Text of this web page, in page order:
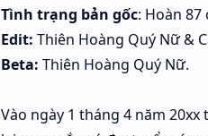
Tình trạng bản gốc: Hoàn 87
Edit: Thiên Hoàng Quý Nữ &
Beta: Thiên Hoàng Quý Nữ.
Vào ngày 1 tháng 4 năm